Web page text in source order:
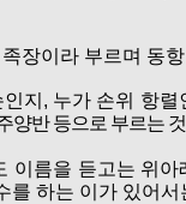
장이라 부르며 동
지, 누가 손위 항
양반 등으로 부르는
름을 듣고는 위
를 하는 이가 있어서